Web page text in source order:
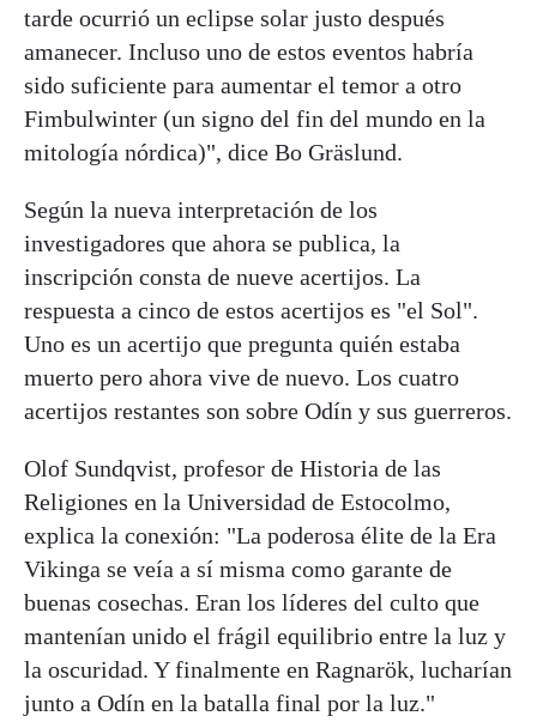
tarde ocurrió un eclipse solar justo después
amanecer. Incluso uno de estos eventos habría
sido suficiente para aumentar el temor a otro
Fimbulwinter (un signo del fin del mundo en la
mitología nórdica)", dice Bo Gräslund.
Según la nueva interpretación de los
investigadores que ahora se publica, la
inscripción consta de nueve acertijos. La
respuesta a cinco de estos acertijos es "el Sol".
Uno es un acertijo que pregunta quién estaba
muerto pero ahora vive de nuevo. Los cuatro
acertijos restantes son sobre Odín y sus guerreros.
Olof Sundqvist, profesor de Historia de las
Religiones en la Universidad de Estocolmo,
explica la conexión: "La poderosa élite de la Era
Vikinga se veía a sí misma como garante de
buenas cosechas. Eran los líderes del culto que
mantenían unido el frágil equilibrio entre la luz y
la oscuridad. Y finalmente en Ragnarök, lucharían
junto a Odín en la batalla final por la luz."